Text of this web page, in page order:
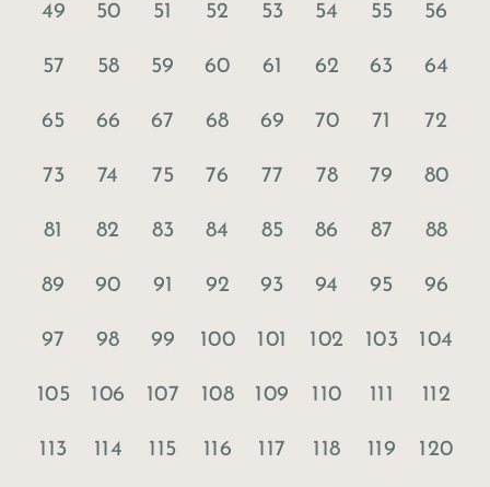
49 50 51 52 53 54 55 56
57 58 59 60 61 62 63 64
65 66 67 68 69 70 71 72
73 74 75 76 77 78 79 80
81 82 83 84 85 86 87 88
89 90 91 92 93 94 95 96
97 98 99 100 101 102 103 104
105 106 107 108 109 110 111 112
113 114 115 116 117 118 119 120